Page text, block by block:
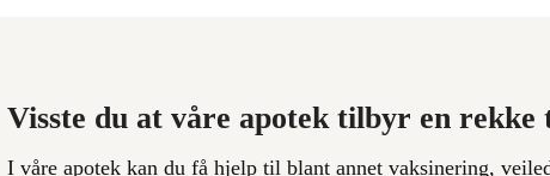
Visste du at våre apotek tilbyr en rekke
I våre apotek kan du få hjelp til blant annet vaksinering,